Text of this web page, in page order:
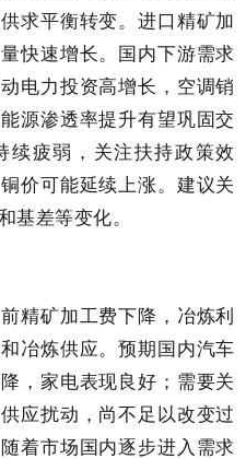
求平衡转变。进口精矿加
快速增长。国内下游需求
电力投资高增长，空调销
源渗透率提升有望巩固交
续疲弱，关注扶持政策效
价可能延续上涨。建议关
基差等变化。
精矿加工费下降，冶炼利
冶炼供应。预期国内汽车
，家电表现良好；需要关
应扰动，尚不足以改变过
着市场国内逐步进入需求